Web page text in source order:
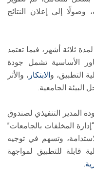
وصولًا إلى إعلان النتائج
ثلاثة أشهر، فيما تعتمد
الأساسية تشمل جودة
التطبيق، و الابتكار ، والأثر
البيئة الجامعية.
المدير التنفيذي لصندوق
المخلفات بالجامعات”
وتسهم في توجيه
قابلة للتطبيق لمواجهة
.